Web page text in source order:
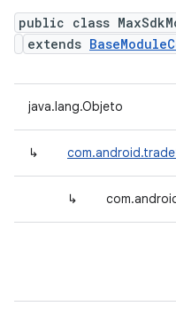
public class
extends
java.lang.Objeto
↳
↳